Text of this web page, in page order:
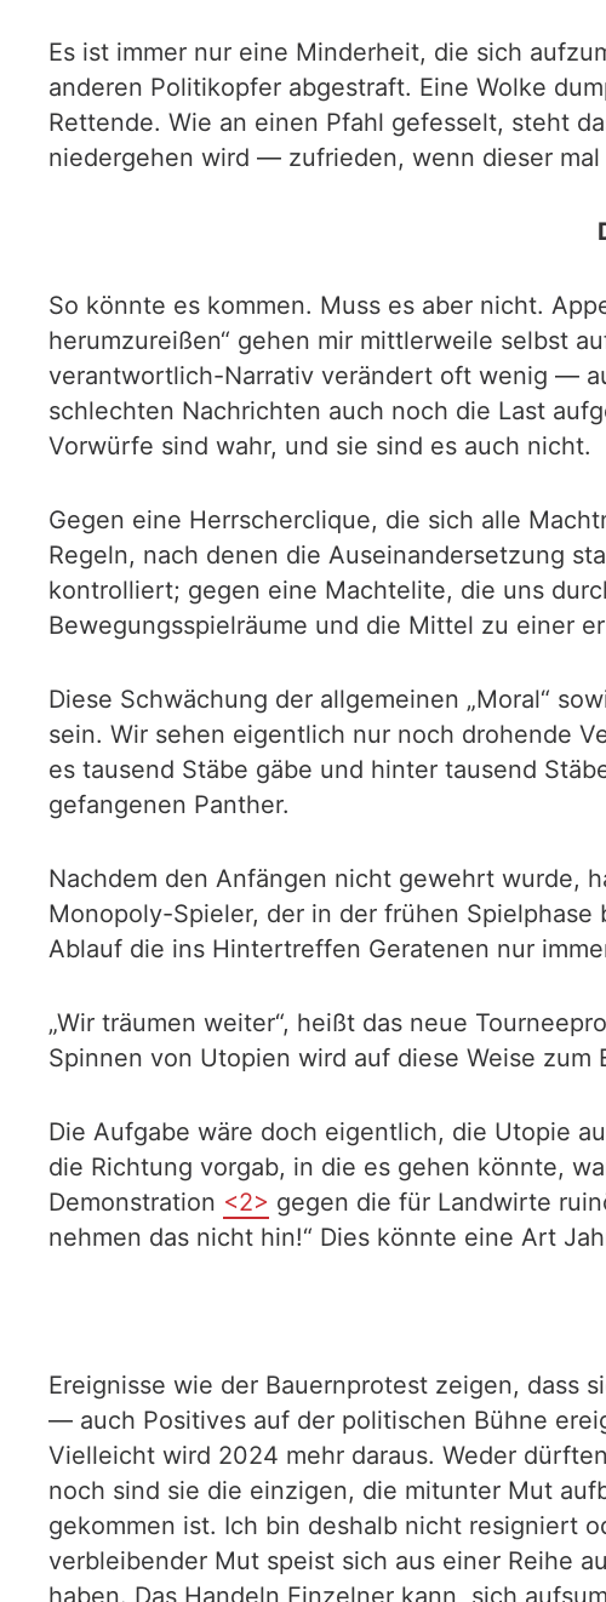
Es ist immer nur eine Minderheit, die sich
anderen Politikopfer abgestraft. Eine Wolke
Rettende. Wie an einen Pfahl gefesselt, steht
niedergehen wird — zufrieden, wenn dieser
So könnte es kommen. Muss es aber nicht.
herumzureißen“ gehen mir mittlerweile selbst
verantwortlich-Narrativ verändert oft wenig —
schlechten Nachrichten auch noch die Last
Vorwürfe sind wahr, und sie sind es auch nicht.
Gegen eine Herrscherclique, die sich alle
Regeln, nach denen die Auseinandersetzung
kontrolliert; gegen eine Machtelite, die uns
Bewegungsspielräume und die Mittel zu einer
Diese Schwächung der allgemeinen „Moral“
sein. Wir sehen eigentlich nur noch drohende
es tausend Stäbe gäbe und hinter tausend
gefangenen Panther.
Nachdem den Anfängen nicht gewehrt wurde,
Monopoly-Spieler, der in der frühen
Ablauf die ins Hintertreffen Geratenen nur
„Wir träumen weiter“, heißt das neue
Spinnen von Utopien wird auf diese Weise
Die Aufgabe wäre doch eigentlich, die Utopie
die Richtung vorgab, in die es gehen könnte,
Demonstration <2> gegen die für Landwirte
nehmen das nicht hin!“ Dies könnte eine Art
Ereignisse wie der Bauernprotest zeigen, dass
— auch Positives auf der politischen Bühne
Vielleicht wird 2024 mehr daraus. Weder
noch sind sie die einzigen, die mitunter Mut
gekommen ist. Ich bin deshalb nicht resigniert
verbleibender Mut speist sich aus einer Reihe
haben. Das Handeln Einzelner kann, sich